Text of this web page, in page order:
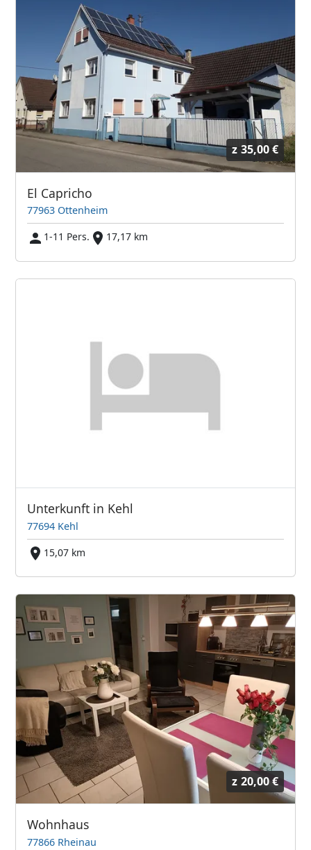
z 35,00 €
El Capricho
77963 Ottenheim
1-11 Pers.
17,17 km
Unterkunft in Kehl
77694 Kehl
15,07 km
z 20,00 €
Wohnhaus
77866 Rheinau